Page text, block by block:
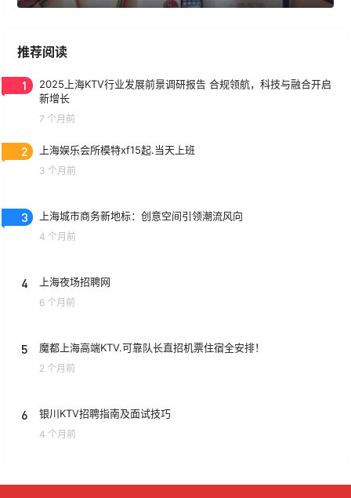
推荐阅读
1
2025上海KTV行业发展前景调研报告 合规领航，科技与融合开启
新增长
7 个月前
2 上海娱乐会所模特xf15起.当天上班
3 个月前
3 上海城市商务新地标：创意空间引领潮流风向
4 个月前
4 上海夜场招聘网
6 个月前
5 魔都上海高端KTV.可靠队长直招机票住宿全安排！
2 个月前
6 银川KTV招聘指南及面试技巧
4 个月前